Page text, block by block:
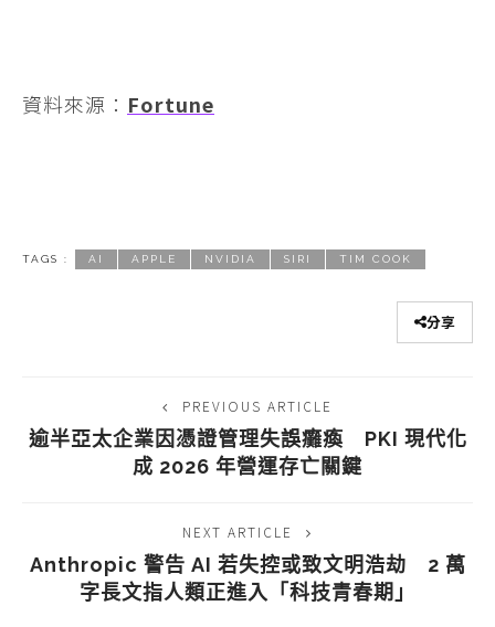
資料來源： Fortune
TAGS : AI APPLE NVIDIA SIRI TIM COOK
分享
PREVIOUS ARTICLE
逾半亞太企業因憑證管理失誤癱瘓 PKI 現代化
成 2026 年營運存亡關鍵
NEXT ARTICLE
Anthropic 警告 AI 若失控或致文明浩劫 2 萬
字長文指人類正進入「科技青春期」